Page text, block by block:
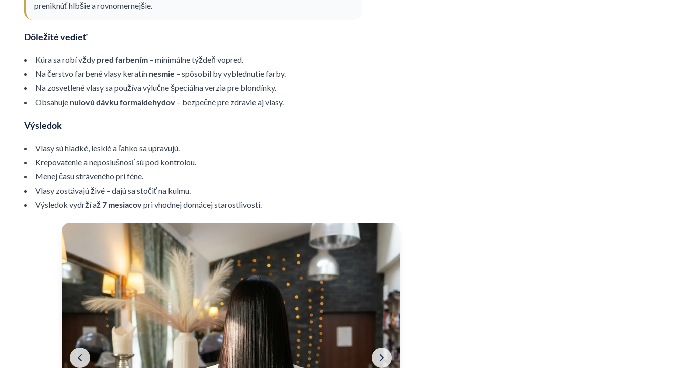
preniknúť hlbšie a rovnomernejšie.
Dôležité vedieť
Kúra sa robí vždy pred farbením – minimálne týždeň vopred.
Na čerstvo farbené vlasy keratín nesmie – spôsobil by vyblednutie farby.
Na zosvetlené vlasy sa používa výlučne špeciálna verzia pre blondínky.
Obsahuje nulovú dávku formaldehydov – bezpečné pre zdravie aj vlasy.
Výsledok
Vlasy sú hladké, lesklé a ľahko sa upravujú.
Krepovatenie a neposlušnosť sú pod kontrolou.
Menej času stráveného pri féne.
Vlasy zostávajú živé – dajú sa stočiť na kulmu.
Výsledok vydrží až 7 mesiacovpri vhodnej domácej starostlivosti.